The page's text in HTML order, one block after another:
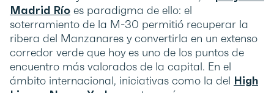
Madrid Río es paradigma de ello: el
soterramiento de la M-30 permitió recuperar la
ribera del Manzanares y convertirla en un extenso
corredor verde que hoy es uno de los puntos de
encuentro más valorados de la capital. En el
ámbito internacional, iniciativas como la del High